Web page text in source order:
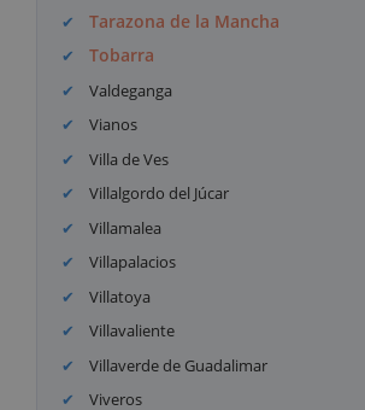
Tarazona de la Mancha
Tobarra
Valdeganga
Vianos
Villa de Ves
Villalgordo del Júcar
Villamalea
Villapalacios
Villatoya
Villavaliente
Villaverde de Guadalimar
Viveros